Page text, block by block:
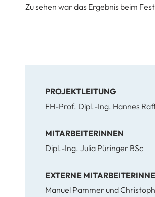
Zu sehen war das Ergebnis beim
PROJEKTLEITUNG
FH-Prof.
MITARBEITERINNEN
Dipl.-Ing. Julia Püringer BSc
EXTERNE
Manuel Pammer und